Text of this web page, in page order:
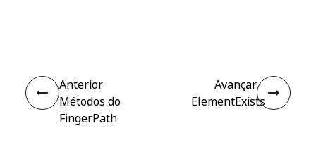
Anterior
Métodos do
FingerPath
Avançar
ElementExists